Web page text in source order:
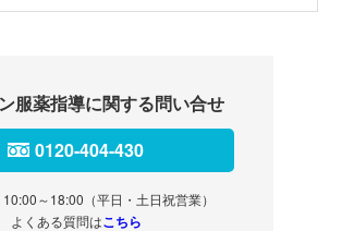
服薬指導に関する問い合せ
0120-404-430
～18:00（平日・土日祝営業）
よくある質問はこちら